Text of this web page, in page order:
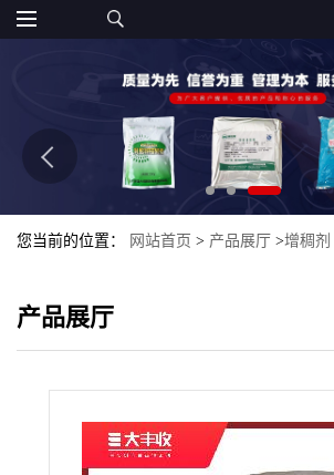
您当前的位置： 网站首页 > 产品展厅 >增稠剂
产品展厅